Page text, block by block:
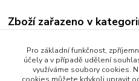
Zboží zařazeno v
Vpichované zátěžové koberce
Pro základní funkčnost,
účely a v případě udělení
využíváme soubory cookies.